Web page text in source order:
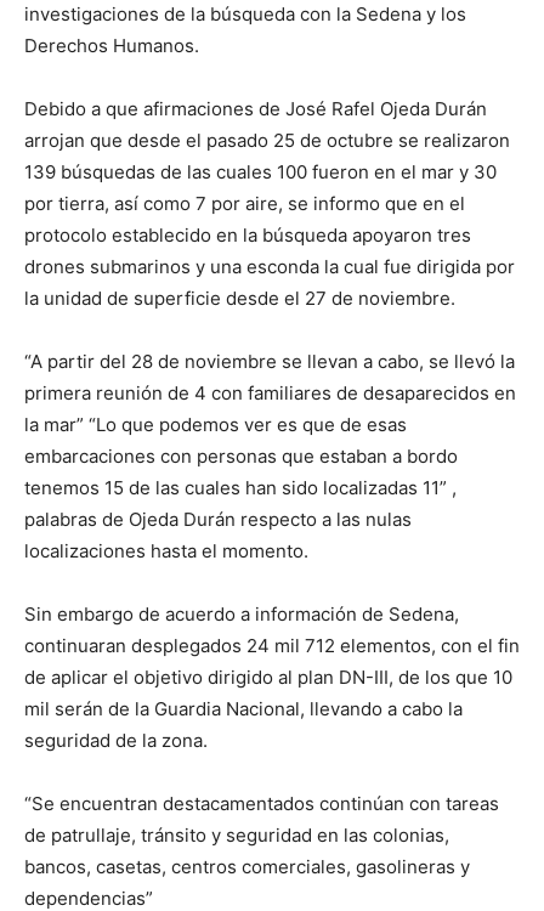
investigaciones de la búsqueda con la Sedena y los
Derechos Humanos.
Debido a que afirmaciones de José Rafel Ojeda Durán
arrojan que desde el pasado 25 de octubre se realizaron
139 búsquedas de las cuales 100 fueron en el mar y 30
por tierra, así como 7 por aire, se informo que en el
protocolo establecido en la búsqueda apoyaron tres
drones submarinos y una esconda la cual fue dirigida por
la unidad de superficie desde el 27 de noviembre.
“A partir del 28 de noviembre se llevan a cabo, se llevó la
primera reunión de 4 con familiares de desaparecidos en
la mar” “Lo que podemos ver es que de esas
embarcaciones con personas que estaban a bordo
tenemos 15 de las cuales han sido localizadas 11” ,
palabras de Ojeda Durán respecto a las nulas
localizaciones hasta el momento.
Sin embargo de acuerdo a información de Sedena,
continuaran desplegados 24 mil 712 elementos, con el fin
de aplicar el objetivo dirigido al plan DN-III, de los que 10
mil serán de la Guardia Nacional, llevando a cabo la
seguridad de la zona.
“Se encuentran destacamentados continúan con tareas
de patrullaje, tránsito y seguridad en las colonias,
bancos, casetas, centros comerciales, gasolineras y
dependencias”